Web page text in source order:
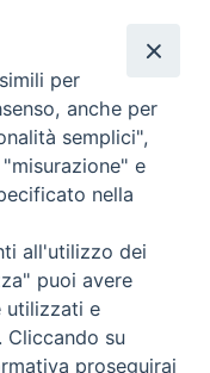
riservati - Vita
Torna
per
anche per
semplici",
e
nella
all'utilizzo dei
puoi avere
utilizzati e
Cliccando su
proseguirai